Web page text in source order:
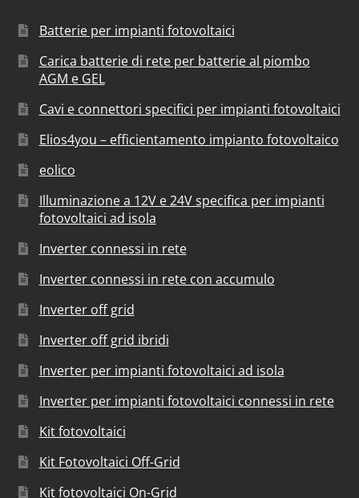
Batterie per impianti fotovoltaici
Carica batterie di rete per batterie al piombo
AGM e GEL
Cavi e connettori specifici per impianti fotovoltaici
Elios4you – efficientamento impianto fotovoltaico
eolico
Illuminazione a 12V e 24V specifica per impianti
fotovoltaici ad isola
Inverter connessi in rete
Inverter connessi in rete con accumulo
Inverter off grid
Inverter off grid ibridi
Inverter per impianti fotovoltaici ad isola
Inverter per impianti fotovoltaici connessi in rete
Kit fotovoltaici
Kit Fotovoltaici Off-Grid
Kit fotovoltaici On-Grid